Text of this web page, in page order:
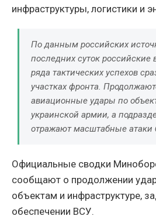
инфраструктуры, логистики и
По данным российских
последних суток российские
ряда тактических успехов
участках фронта.
авиационные удары по
украинской армии, а
отражают масштабные атаки
Официальные сводки
сообщают о продолжении
объектам и инфраструктуре,
обеспечении ВСУ.